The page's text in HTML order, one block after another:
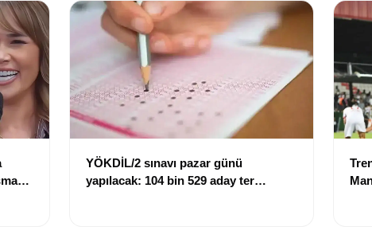
YÖKDİL/2 sınavı pazar günü
yapılacak: 104 bin 529 aday ter